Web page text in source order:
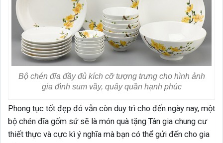
Bộ chén đĩa đầy đủ kích cỡ tượng trưng cho hình ảnh
gia đình sum vầy, quây quần hạnh phúc
Phong tục tốt đẹp đó vẫn còn duy trì cho đến ngày nay, một
bộ chén đĩa gốm sứ sẽ là món quà tặng Tân gia chung cư
thiết thực và cực kì ý nghĩa mà bạn có thể gửi đến cho gia